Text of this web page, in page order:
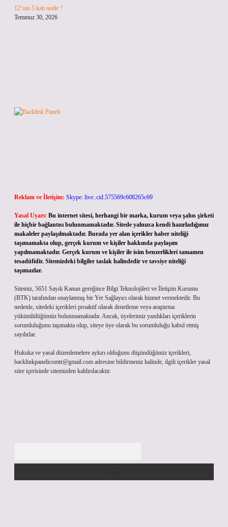
12’nin 5 katı nedir ?
Temmuz 30, 2026
Reklam ve İletişim: Skype: live:.cid.575569c608265c69
Yasal Uyarı: Bu internet sitesi, herhangi bir marka, kurum veya şahıs şirketi
ile hiçbir bağlantısı bulunmamaktadır. Sitede yalnızca kendi hazırladığımız
makaleler paylaşılmaktadır. Burada yer alan içerikler haber niteliği
taşımamakta olup, gerçek kurum ve kişiler hakkında paylaşım
yapılmamaktadır. Gerçek kurum ve kişiler ile isim benzerlikleri tamamen
tesadüfidir. Sitemizdeki bilgiler taslak halindedir ve tavsiye niteliği
taşımazlar.
Sitemiz, 5651 Sayılı Kanun gereğince Bilgi Teknolojileri ve İletişim Kurumu
(BTK) tarafından onaylanmış bir Yer Sağlayıcı olarak hizmet vermektedir. Bu
nedenle, sitedeki içerikleri proaktif olarak denetleme veya araştırma
yükümlülüğümüz bulunmamaktadır. Ancak, üyelerimiz yazdıkları içeriklerin
sorumluluğunu taşımakta olup, siteye üye olarak bu sorumluluğu kabul etmiş
sayılırlar.
Hukuka ve yasal düzenlemelere aykırı olduğunu düşündüğünüz içerikleri,
backlinkpanelicomtr@gmail.com adresine bildirmeniz halinde, ilgili içerikler yasal
süre içerisinde sitemizden kaldırılacaktır.